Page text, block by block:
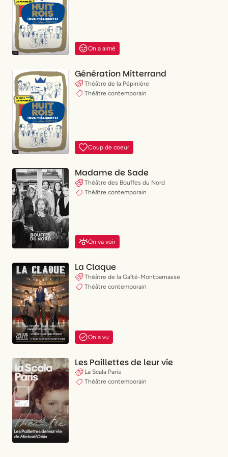
Paris 11
(X)
Paris 12
X)
Paris 13
(X)
Paris 14
(X)
Paris 15
(X)
Paris 17
(X)
Paris 18
(X)
Paris 19
(X)
Paris 20
(X)
On a aimé
Génération Mitterrand
Théâtre de la Pépinière
Théâtre contemporain
Coup de coeur
Madame de Sade
Théâtre des Bouffes du Nord
Théâtre contemporain
On va voir
La Claque
Théâtre de la Gaîté-Montparnasse
Théâtre contemporain
On a vu
Les Paillettes de leur vie
La Scala Paris
Théâtre contemporain